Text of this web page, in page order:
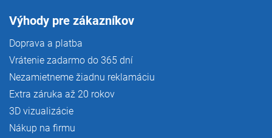
Výhody pre zákazníkov
Doprava a platba
Vrátenie zadarmo do 365 dní
Nezamietneme žiadnu reklamáciu
Extra záruka až 20 rokov
3D vizualizácie
Nákup na firmu